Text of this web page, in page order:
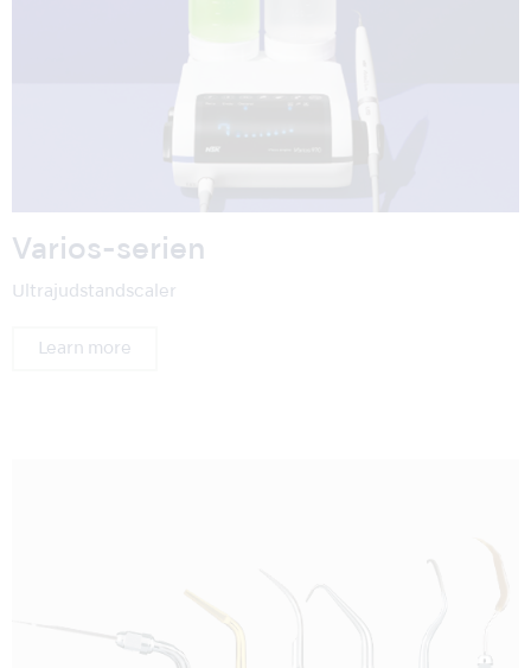
Varios-serien
Ultrajudstandscaler
Learn more